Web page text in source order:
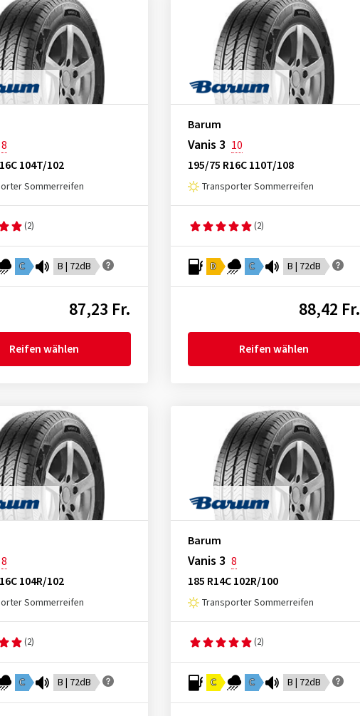
8
104T/102
Sommerreifen
(2)
C B | 72dB
87,23 Fr.
Reifen wählen
Barum
Vanis 3 10
195/75 R16C 110T/108
Transporter Sommerreifen
(2)
D C B | 72dB
88,42 Fr.
Reifen wählen
8
104R/102
Sommerreifen
(2)
C B | 72dB
Barum
Vanis 3 8
185 R14C 102R/100
Transporter Sommerreifen
(2)
C C B | 72dB